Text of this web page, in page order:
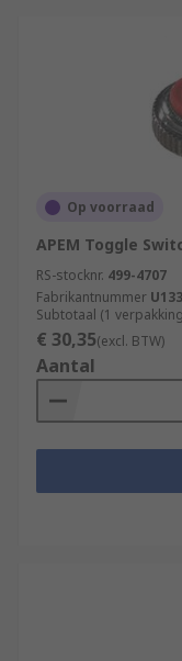
Op voorraad
APEM Toggle
RS-stocknr. 499-4707
Fabrikantnummer
Subtotaal (1
€ 30,35(excl. BTW)
Aantal